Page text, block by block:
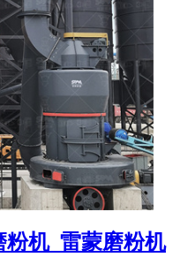
机_雷蒙磨粉机